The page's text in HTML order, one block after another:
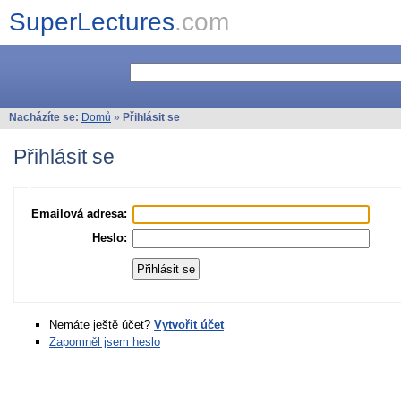
SuperLectures.com
Nacházíte se: Domů » Přihlásit se
Přihlásit se
Emailová adresa:
Heslo:
Nemáte ještě účet? Vytvořit účet
Zapomněl jsem heslo